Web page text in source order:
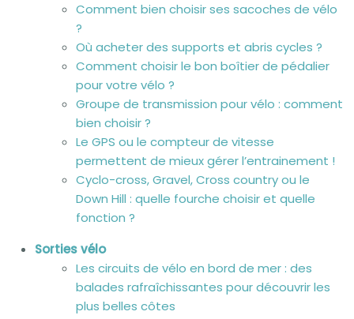
Comment bien choisir ses sacoches de vélo
?
Où acheter des supports et abris cycles ?
Comment choisir le bon boîtier de pédalier
pour votre vélo ?
Groupe de transmission pour vélo : comment
bien choisir ?
Le GPS ou le compteur de vitesse
permettent de mieux gérer l’entrainement !
Cyclo-cross, Gravel, Cross country ou le
Down Hill : quelle fourche choisir et quelle
fonction ?
Sorties vélo
Les circuits de vélo en bord de mer : des
balades rafraîchissantes pour découvrir les
plus belles côtes